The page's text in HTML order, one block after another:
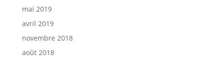
mai 2019
avril 2019
novembre 2018
août 2018